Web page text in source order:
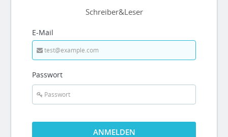
Schreiber&Leser
E-Mail
Passwort
ANMELDEN